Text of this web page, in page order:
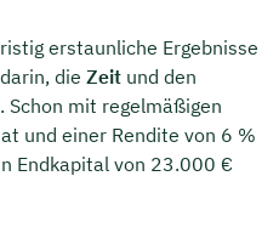
erstaunliche Ergebnisse
die Zeit und den
Schon mit regelmäßigen
und einer Rendite von 6 %
Endkapital von 23.000 €